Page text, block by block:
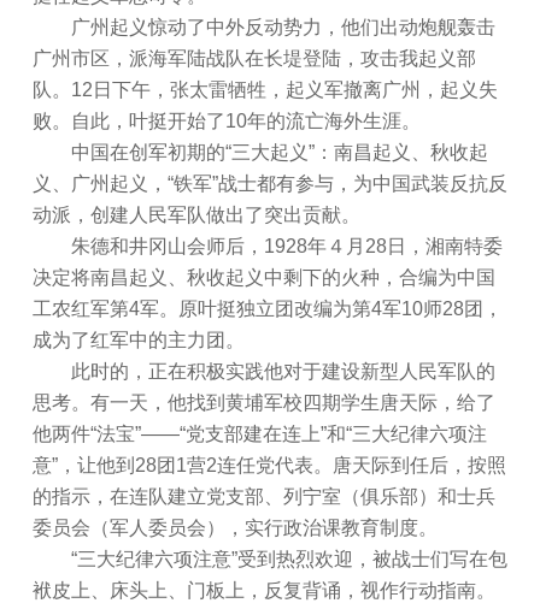
广州起义惊动了中外反动势力，他们出动炮舰轰击
广州市区，派海军陆战队在长堤登陆，攻击我起义部
队。12日下午，张太雷牺牲，起义军撤离广州，起义失
败。自此，叶挺开始了10年的流亡海外生涯。
中国在创军初期的“三大起义”：南昌起义、秋收起
义、广州起义，“铁军”战士都有参与，为中国武装反抗反
动派，创建人民军队做出了突出贡献。
朱德和井冈山会师后，1928年４月28日，湘南特委
决定将南昌起义、秋收起义中剩下的火种，合编为中国
工农红军第4军。原叶挺独立团改编为第4军10师28团，
成为了红军中的主力团。
此时的，正在积极实践他对于建设新型人民军队的
思考。有一天，他找到黄埔军校四期学生唐天际，给了
他两件“法宝”——“党支部建在连上”和“三大纪律六项注
意”，让他到28团1营2连任党代表。唐天际到任后，按照
的指示，在连队建立党支部、列宁室（俱乐部）和士兵
委员会（军人委员会），实行政治课教育制度。
“三大纪律六项注意”受到热烈欢迎，被战士们写在包
袱皮上、床头上、门板上，反复背诵，视作行动指南。